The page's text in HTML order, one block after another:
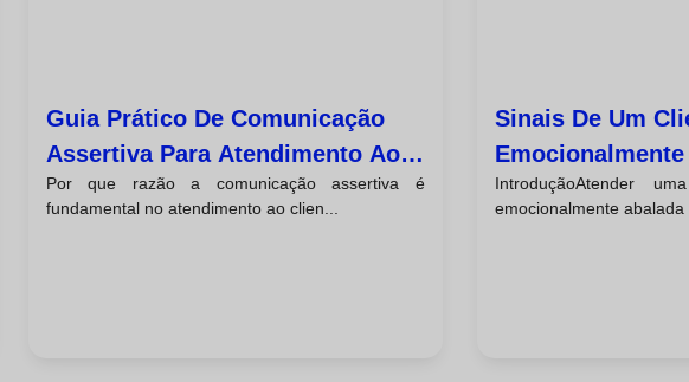
Guia Prático De Comunicação
Assertiva Para Atendimento Ao
Cliente Emocional
Por que razão a comunicação assertiva é
fundamental no atendimento ao clien...
Sinais De Um
Como Atendê-Lo
IntroduçãoAtender
emocionalmente abalada